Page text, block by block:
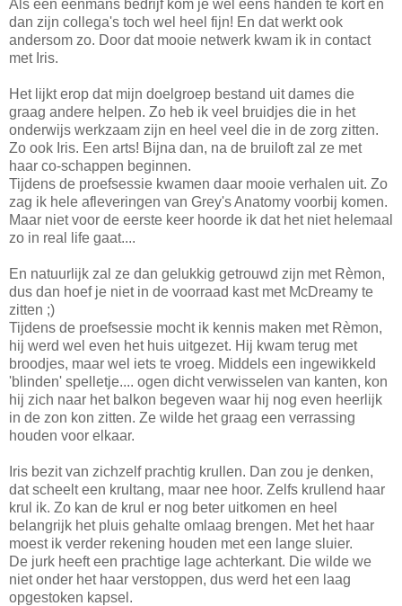
Als een eenmans bedrijf kom je wel eens handen te kort en
dan zijn collega's toch wel heel fijn! En dat werkt ook
andersom zo. Door dat mooie netwerk kwam ik in contact
met Iris.
Het lijkt erop dat mijn doelgroep bestand uit dames die
graag andere helpen. Zo heb ik veel bruidjes die in het
onderwijs werkzaam zijn en heel veel die in de zorg zitten.
Zo ook Iris. Een arts! Bijna dan, na de bruiloft zal ze met
haar co-schappen beginnen.
Tijdens de proefsessie kwamen daar mooie verhalen uit. Zo
zag ik hele afleveringen van Grey's Anatomy voorbij komen.
Maar niet voor de eerste keer hoorde ik dat het niet helemaal
zo in real life gaat....
En natuurlijk zal ze dan gelukkig getrouwd zijn met Rèmon,
dus dan hoef je niet in de voorraad kast met McDreamy te
zitten ;)
Tijdens de proefsessie mocht ik kennis maken met Rèmon,
hij werd wel even het huis uitgezet. Hij kwam terug met
broodjes, maar wel iets te vroeg. Middels een ingewikkeld
'blinden' spelletje.... ogen dicht verwisselen van kanten, kon
hij zich naar het balkon begeven waar hij nog even heerlijk
in de zon kon zitten. Ze wilde het graag een verrassing
houden voor elkaar.
Iris bezit van zichzelf prachtig krullen. Dan zou je denken,
dat scheelt een krultang, maar nee hoor. Zelfs krullend haar
krul ik. Zo kan de krul er nog beter uitkomen en heel
belangrijk het pluis gehalte omlaag brengen. Met het haar
moest ik verder rekening houden met een lange sluier.
De jurk heeft een prachtige lage achterkant. Die wilde we
niet onder het haar verstoppen, dus werd het een laag
opgestoken kapsel.